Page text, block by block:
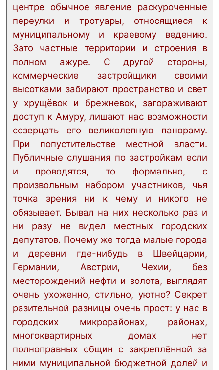
центре обычное явление раскуроченные
переулки и тротуары, относящиеся к
муниципальному и краевому ведению.
Зато частные территории и строения в
полном ажуре. С другой стороны,
коммерческие застройщики своими
высотками забирают пространство и свет
у хрущёвок и брежневок, загораживают
доступ к Амуру, лишают нас возможности
созерцать его великолепную панораму.
При попустительстве местной власти.
Публичные слушания по застройкам если
и проводятся, то формально, с
произвольным набором участников, чья
точка зрения ни к чему и никого не
обязывает. Бывал на них несколько раз и
ни разу не видел местных городских
депутатов. Почему же тогда малые города
и деревни где-нибудь в Швейцарии,
Германии, Австрии, Чехии, без
месторождений нефти и золота, выглядят
очень ухоженно, стильно, уютно? Секрет
разительной разницы очень прост: у нас в
городских микрорайонах, районах,
многоквартирных домах нет
полноправных общин с закреплённой за
ними муниципальной бюджетной долей и